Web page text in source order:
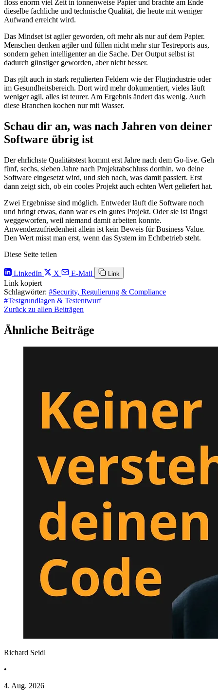
floss enorm viel Zeit in tonnenweise Papier und brachte am Ende
dieselbe fachliche und technische Qualität, die heute mit weniger
Aufwand erreicht wird.
Das Mindset ist agiler geworden, oft mehr als nur auf dem Papier.
Menschen denken agiler und füllen nicht mehr stur Testreports aus,
sondern gehen intelligenter an die Sache. Der Output selbst ist
dadurch günstiger geworden, aber nicht besser.
Das gilt auch in stark regulierten Feldern wie der Flugindustrie oder
im Gesundheitsbereich. Dort wird mehr dokumentiert, vieles läuft
weniger agil, alles ist teurer. Am Ergebnis ändert das wenig. Auch
diese Branchen kochen nur mit Wasser.
Schau dir an, was nach Jahren von deiner
Software übrig ist
Der ehrlichste Qualitätstest kommt erst Jahre nach dem Go-live. Geh
fünf, sechs, sieben Jahre nach Projektabschluss dorthin, wo deine
Software eingesetzt wird, und sieh nach, was damit passiert. Erst
dann zeigt sich, ob ein cooles Projekt auch echten Wert geliefert hat.
Zwei Ergebnisse sind möglich. Entweder läuft die Software noch
und bringt etwas, dann war es ein gutes Projekt. Oder sie ist längst
weggeworfen, weil niemand damit arbeiten konnte.
Anwenderzufriedenheit allein ist kein Beweis für Business Value.
Den Wert misst man erst, wenn das System im Echtbetrieb steht.
Diese Seite teilen
LinkedIn X E-Mail Link
Link kopiert
Schlagwörter: #Security, Regulierung & Compliance
#Testgrundlagen & Testentwurf
Zurück zu allen Beiträgen
Ähnliche Beiträge
Richard Seidl
•
4. Aug. 2026